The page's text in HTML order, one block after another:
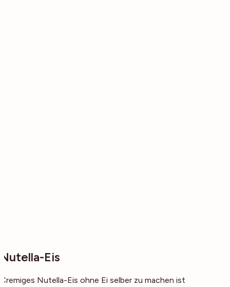
Nutella-Eis
Cremiges Nutella-Eis ohne Ei selber zu machen ist